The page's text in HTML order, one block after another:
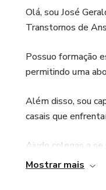
Olá, sou José
Transtornos de
Possuo formação
permitindo uma
Além disso, sou
casais que
Ajudo colegas a
através dos meus
Mostrar mais